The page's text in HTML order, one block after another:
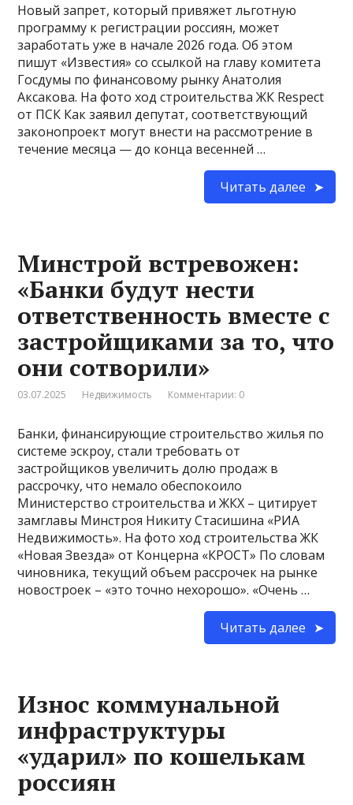
Новый запрет, который привяжет льготную
программу к регистрации россиян, может
заработать уже в начале 2026 года. Об этом
пишут «Известия» со ссылкой на главу комитета
Госдумы по финансовому рынку Анатолия
Аксакова. На фото ход строительства ЖК Respect
от ПСК Как заявил депутат, соответствующий
законопроект могут внести на рассмотрение в
течение месяца — до конца весенней …
Читать далее
Минстрой встревожен:
«Банки будут нести
ответственность вместе с
застройщиками за то, что
они сотворили»
03.07.2025 Недвижимость Комментарии: 0
Банки, финансирующие строительство жилья по
системе эскроу, стали требовать от
застройщиков увеличить долю продаж в
рассрочку, что немало обеспокоило
Министерство строительства и ЖКХ – цитирует
замглавы Минстроя Никиту Стасишина «РИА
Недвижимость». На фото ход строительства ЖК
«Новая Звезда» от Концерна «КРОСТ» По словам
чиновника, текущий объем рассрочек на рынке
новостроек – «это точно нехорошо». «Очень …
Читать далее
Износ коммунальной
инфраструктуры
«ударил» по кошелькам
россиян